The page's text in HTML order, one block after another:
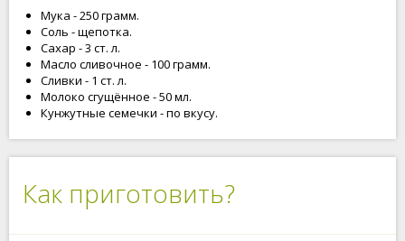
Мука - 250 грамм.
Соль - щепотка.
Сахар - 3 ст. л.
Масло сливочное - 100 грамм.
Сливки - 1 ст. л.
Молоко сгущённое - 50 мл.
Кунжутные семечки - по вкусу.
Как приготовить?